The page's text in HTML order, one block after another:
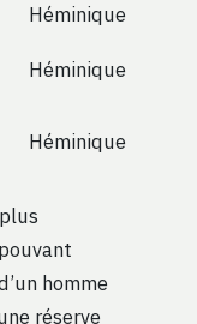
Héminique
Héminique
Héminique
homme
réserve